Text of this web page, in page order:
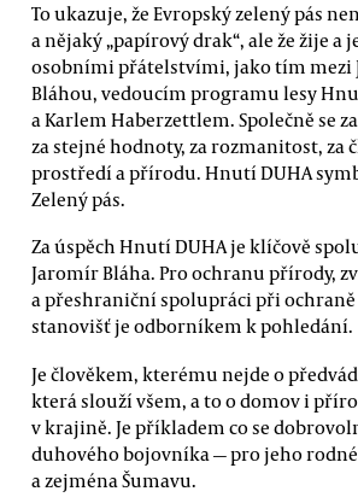
To ukazuje, že Evropský zelený pás
a nějaký „papírový drak“, ale že žije a
osobními přátelstvími, jako tím mezi
Bláhou, vedoucím programu lesy
a Karlem Haberzettlem. Společně se
za stejné hodnoty, za rozmanitost, za
prostředí a přírodu. Hnutí DUHA
Zelený pás.
Za úspěch Hnutí DUHA je klíčově
Jaromír Bláha. Pro ochranu přírody,
a přeshraniční spolupráci při
stanovišť je odborníkem k pohledání.
Je člověkem, kterému nejde o
která slouží všem, a to o domov i
v krajině. Je příkladem co se
duhového bojovníka — pro jeho rodné
a zejména Šumavu.